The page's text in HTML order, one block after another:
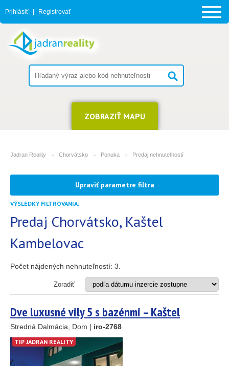
Prihlásiť Registrovať
ZOBRAZIŤ MAPU
Jadran Reality Chorvátsko Ponuka Predaj nehnuteľností
MESTO
Kaštel Kambelovac
(môžete vybrať viacej položiek)
Apartmán
Dom
Dom s apartmánmi
Hotel
Investičný projekt
Reštaurácia
Stavebný pozemok
OD MORA DO(m)
Upraviť parametre filtra
VÝSLEDKY FILTROVANIA:
Predaj Chorvátsko, Kaštel
Kambelovac
Počet nájdených nehnuteľností: 3
Zoradiť
Dve luxusné vily 5 s bazénmi – Kaštel
Kambelovac | Vynikajúca investícia s
návratnosťou za 8 rokov
Stredná Dalmácia, Dom | iro-2768
TIP JADRAN REALITY